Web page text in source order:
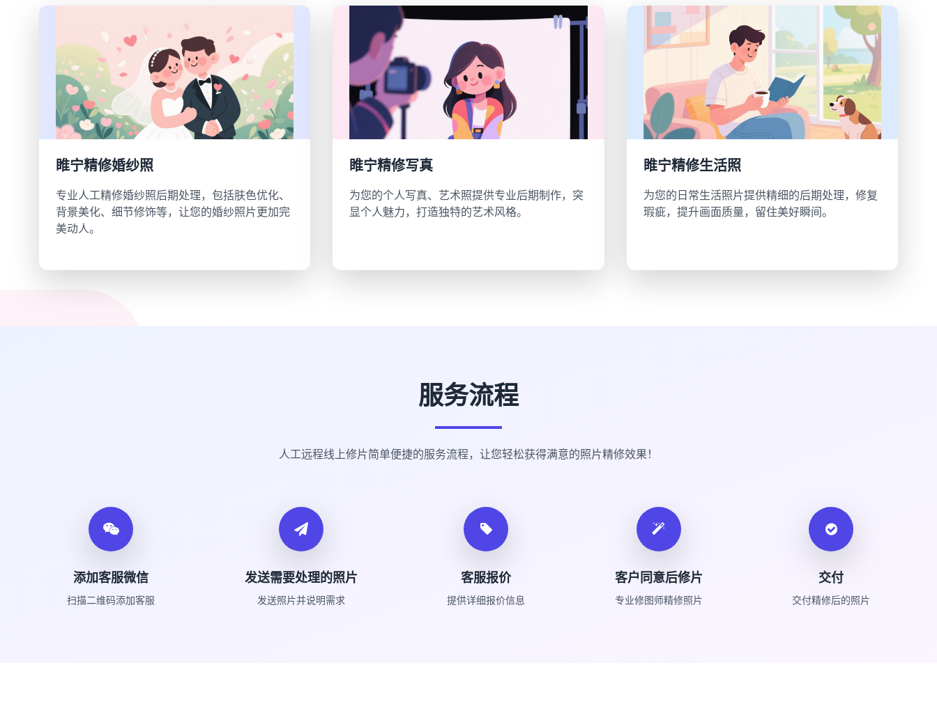
睢宁精修婚纱照
专业人工精修婚纱照后期处理，包括肤色优化、
背景美化、细节修饰等，让您的婚纱照片更加完
美动人。
睢宁精修写真
为您的个人写真、艺术照提供专业后期制作，突
显个人魅力，打造独特的艺术风格。
睢宁精修生活照
为您的日常生活照片提供精细的后期处理，修复
瑕疵，提升画面质量，留住美好瞬间。
服务流程
人工远程线上修片简单便捷的服务流程，让您轻松获得满意的照片精修效果！
添加客服微信
扫描二维码添加客服
发送需要处理的照片
发送照片并说明需求
客服报价
提供详细报价信息
客户同意后修片
专业修图师精修照片
交付
交付精修后的照片